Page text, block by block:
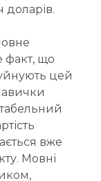
доларів.
факт, що
цей
вже
Мовні